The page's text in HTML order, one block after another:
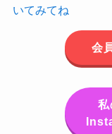
いてみてね
会
私